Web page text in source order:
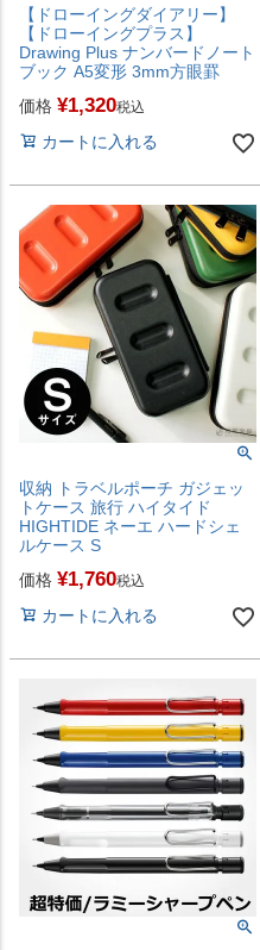
【ドローイングダイアリー】
【ドローイングプラス】
Drawing Plus ナンバードノート
ブック A5変形 3mm方眼罫
価格 ¥1,320税込
カートに入れる
収納 トラベルポーチ ガジェッ
トケース 旅行 ハイタイド
HIGHTIDE ネーエ ハードシェ
ルケース S
価格 ¥1,760税込
カートに入れる